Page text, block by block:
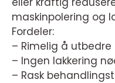
maskinpolering og
Fordeler:
– Rimelig å utbedre
– Ingen lakkering
– Rask